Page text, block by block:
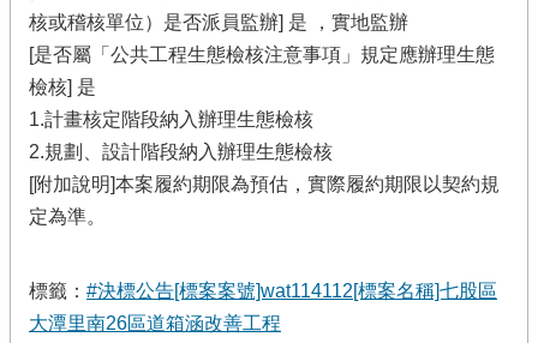
核或稽核單位）是否派員監辦] 是 ，實地監辦
[是否屬「公共工程生態檢核注意事項」規定應辦理生態
檢核] 是
1.計畫核定階段納入辦理生態檢核
2.規劃、設計階段納入辦理生態檢核
[附加說明]本案履約期限為預估，實際履約期限以契約規
定為準。
標籤： #決標公告[標案案號]wat114112[標案名稱]七股區
大潭里南26區道箱涵改善工程